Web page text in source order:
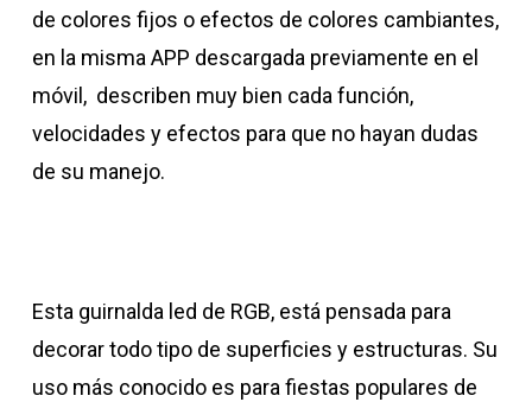
de colores fijos o efectos de colores cambiantes,
en la misma APP descargada previamente en el
móvil, describen muy bien cada función,
velocidades y efectos para que no hayan dudas
de su manejo.
Esta guirnalda led de RGB, está pensada para
decorar todo tipo de superficies y estructuras. Su
uso más conocido es para fiestas populares de